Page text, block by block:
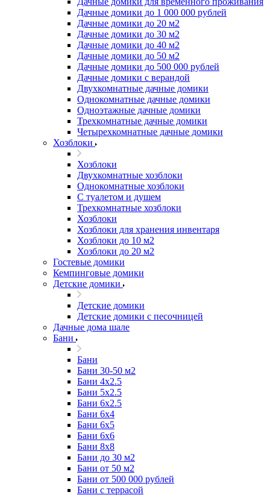
Дачные домики до 1 000 000 рублей
Дачные домики до 20 м2
Дачные домики до 30 м2
Дачные домики до 40 м2
Дачные домики до 50 м2
Дачные домики до 500 000 рублей
Дачные домики с верандой
Двухкомнатные дачные домики
Однокомнатные дачные домики
Одноэтажные дачные домики
Трехкомнатные дачные домики
Четырехкомнатные дачные домики
Хозблоки
Хозблоки
Двухкомнатные хозблоки
Однокомнатные хозблоки
С туалетом и душем
Трехкомнатные хозблоки
Хозблоки
Хозблоки для хранения инвентаря
Хозблоки до 10 м2
Хозблоки до 20 м2
Гостевые домики
Кемпинговые домики
Детские домики
Детские домики
Детские домики с песочницей
Дачные дома шале
Бани
Бани
Бани 30-50 м2
Бани 4x2.5
Бани 5x2.5
Бани 6x2.5
Бани 6х4
Бани 6х5
Бани 6х6
Бани 8x8
Бани до 30 м2
Бани от 50 м2
Бани от 500 000 рублей
Бани с террасой